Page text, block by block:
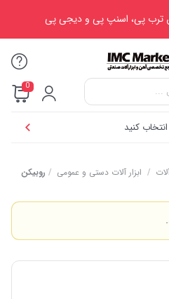
0
کنید
/ ابزار آلات دستی و عمومی / روبیکن